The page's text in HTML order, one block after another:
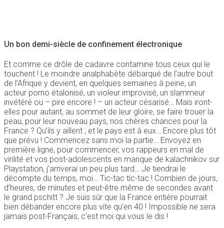
Un bon demi-siècle de confinement électronique
Et comme ce drôle de cadavre contamine tous ceux qui le
touchent ! Le moindre analphabète débarqué de l’autre bout
de l’Afrique y devient, en quelques semaines à peine, un
acteur porno étalonisé, un violeur improvisé, un slammeur
invétéré ou – pire encore ! – un acteur césarisé… Mais iront-
elles pour autant, au sommet de leur gloire, se faire trouer la
peau, pour leur nouveau pays, nos chères chances pour la
France ? Qu’ils y aillent ; et le pays est à eux… Encore plus tôt
que prévu ! Commencez sans moi la partie… Envoyez en
première ligne, pour commencer, vos rappeurs en mal de
virilité et vos post-adolescents en manque de kalachnikov sur
Playstation, j’arriverai un peu plus tard… Je tiendrai le
décompte du temps, moi… Tic-tac tic-tac ! Combien de jours,
d’heures, de minutes et peut-être même de secondes avant
le grand pschitt ? Je suis sûr que la France entière pourrait
bien débander encore plus vite qu’en 40 ! Impossible ne sera
jamais post-Français, c’est moi qui vous le dis !